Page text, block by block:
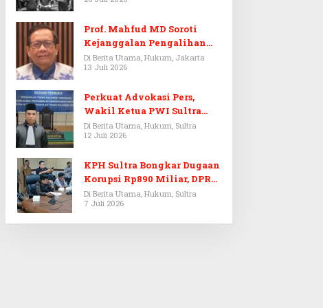
Prof. Mahfud MD Soroti
Kejanggalan Pengalihan
Penyelidikan Tersangka
Febrie Adriansyah
Di Berita Utama, Hukum, Jakarta
13 Juli 2026
Perkuat Advokasi Pers,
Wakil Ketua PWI Sultra
Resmi Dilantik Menjadi
Advokat PERADI
Di Berita Utama, Hukum, Sultra
12 Juli 2026
KPH Sultra Bongkar Dugaan
Korupsi Rp890 Miliar, DPRD
Sultra Gelar RDP
Di Berita Utama, Hukum, Sultra
7 Juli 2026